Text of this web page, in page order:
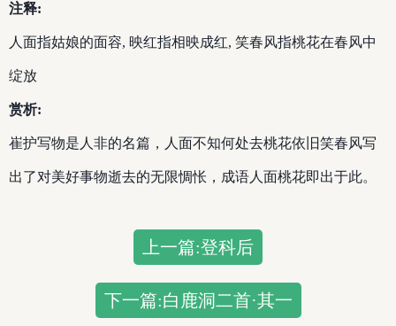
注释:
人面指姑娘的面容, 映红指相映成红, 笑春风指桃花在春风中
绽放
赏析:
崔护写物是人非的名篇，人面不知何处去桃花依旧笑春风写
出了对美好事物逝去的无限惆怅，成语人面桃花即出于此。
上一篇:登科后
下一篇:白鹿洞二首·其一